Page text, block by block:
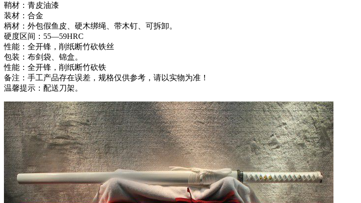
鞘材：青皮油漆
装材：合金
柄材：外包假鱼皮、硬木绑绳、带木钉、可拆卸。
硬度区间：55—59HRC
性能：全开锋，削纸断竹砍铁丝
包装：布剑袋、锦盒。
性能：全开锋，削纸断竹砍铁
备注：手工产品存在误差，规格仅供参考，请以实物为准！
温馨提示：配送刀架。